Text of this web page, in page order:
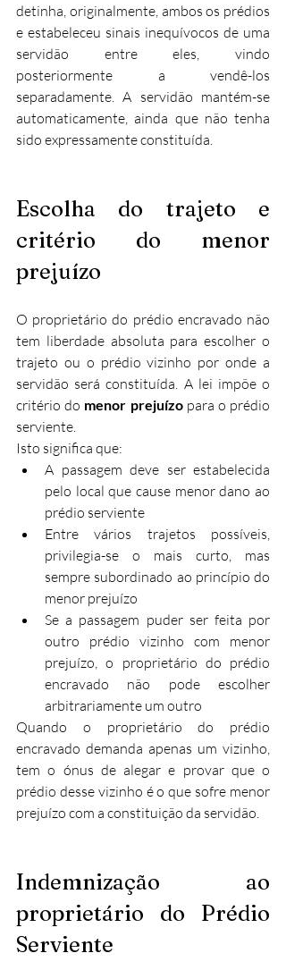
detinha, originalmente, ambos os prédios
e estabeleceu sinais inequívocos de uma
servidão entre eles, vindo
posteriormente a vendê-los
separadamente. A servidão mantém-se
automaticamente, ainda que não tenha
sido expressamente constituída.
Escolha do trajeto e
critério do menor
prejuízo
O proprietário do prédio encravado não
tem liberdade absoluta para escolher o
trajeto ou o prédio vizinho por onde a
servidão será constituída. A lei impõe o
critério do menor prejuízo para o prédio
serviente.
Isto significa que:​
A passagem deve ser estabelecida
pelo local que cause menor dano ao
prédio serviente
Entre vários trajetos possíveis,
privilegia-se o mais curto, mas
sempre subordinado ao princípio do
menor prejuízo
Se a passagem puder ser feita por
outro prédio vizinho com menor
prejuízo, o proprietário do prédio
encravado não pode escolher
arbitrariamente um outro
Quando o proprietário do prédio
encravado demanda apenas um vizinho,
tem o ónus de alegar e provar que o
prédio desse vizinho é o que sofre menor
prejuízo com a constituição da servidão.​
Indemnização ao
proprietário do Prédio
Serviente